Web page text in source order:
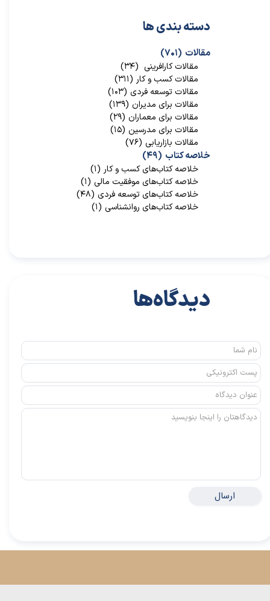
مقالات (۷۰۱)
مقالات کارافرینی (۳۴)
مقالات کسب و کار (۳۱۱)
مقالات توسعه فردی (۱۰۳)
مقالات برای مدیران (۱۳۹)
مقالات برای معماران (۲۹)
مقالات برای مدرسین (۱۵)
مقالات بازاریابی (۷۶)
خلاصه کتاب (۴۹)
خلاصه کتاب‌‌های کسب و کار (۱)
خلاصه کتاب‌‌های موفقیت مالی (۱)
خلاصه کتاب‌های توسعه فردی (۴۸)
خلاصه کتاب‌های روانشناسی (۱)
دسته بندی ها
ارسال
دیدگاه‌ها